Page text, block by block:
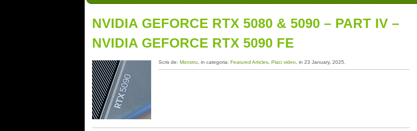
NVIDIA GEFORCE RTX 5080 & 5090 – PART IV –
NVIDIA GEFORCE RTX 5090 FE
Scris de: Monstru , in categoria: Featured Articles, Placi video, in 23 January, 2025.